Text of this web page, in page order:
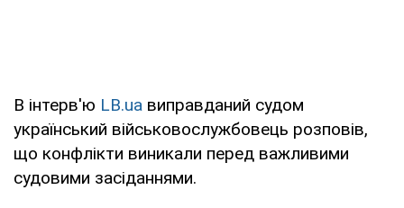
В інтерв'ю LB.ua виправданий судом
український військовослужбовець розповів,
що конфлікти виникали перед важливими
судовими засіданнями.